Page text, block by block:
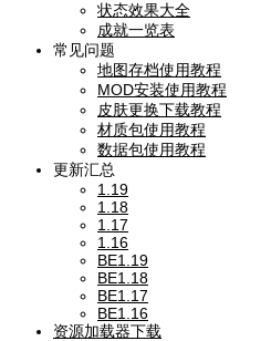
状态效果大全
成就一览表
常见问题
地图存档使用教程
MOD安装使用教程
皮肤更换下载教程
材质包使用教程
数据包使用教程
更新汇总
1.19
1.18
1.17
1.16
BE1.19
BE1.18
BE1.17
BE1.16
资源加载器下载